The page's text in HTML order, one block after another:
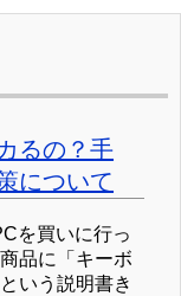
るの？手
について
を買いに行っ
品に「キーボ
いう説明書き